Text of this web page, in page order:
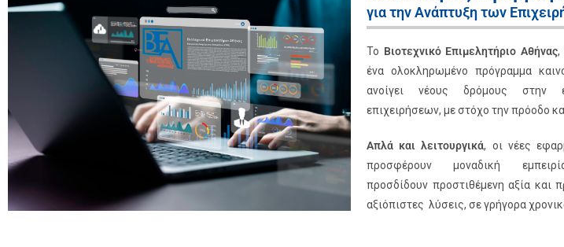
για την Ανάπτυξη των
Το Βιοτεχνικό Επιμελητήριο Αθήνας,
ένα ολοκληρωμένο πρόγραμμα
ανοίγει νέους δρόμους στην
επιχειρήσεων, με στόχο την πρόοδο
Απλά και λειτουργικά, οι νέες
προσφέρουν μοναδική
προσδίδουν προστιθέμενη αξία και
αξιόπιστες λύσεις, σε γρήγορα